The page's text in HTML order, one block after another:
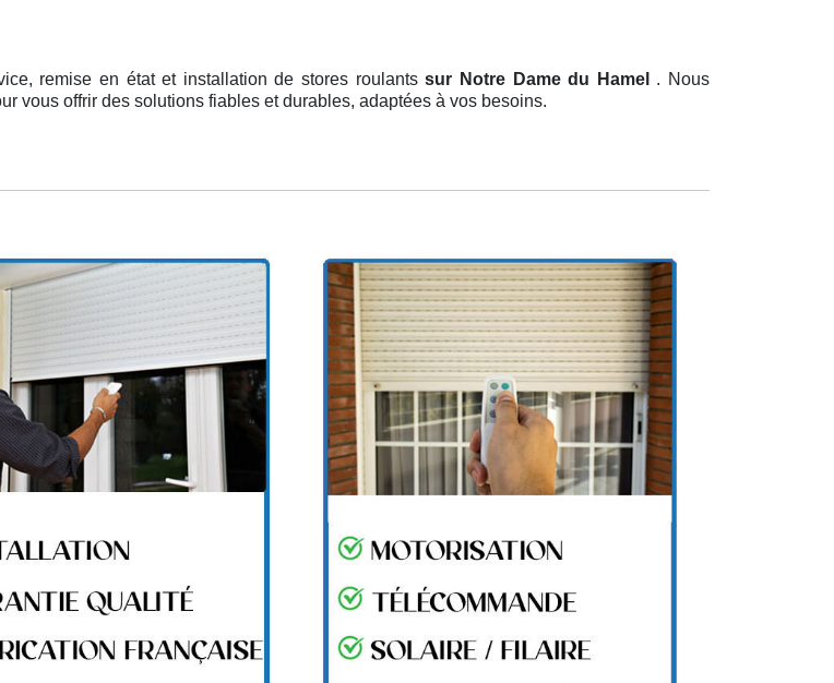
remise en état et installation de stores roulantssur Notre Dame du Hamel
. Nous
vous offrir des solutions fiables et durables, adaptées à vos besoins.